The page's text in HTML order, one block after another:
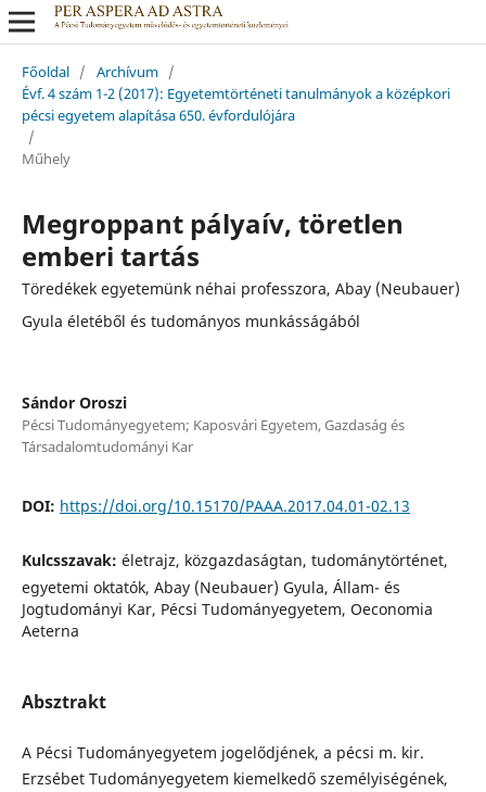
Főoldal / Archívum /
Évf. 4 szám 1-2 (2017): Egyetemtörténeti tanulmányok a középkori
pécsi egyetem alapítása 650. évfordulójára
/
Műhely
Megroppant pályaív, töretlen
emberi tartás
Töredékek egyetemünk néhai professzora, Abay (Neubauer)
Gyula életéből és tudományos munkásságából
Sándor Oroszi
Pécsi Tudományegyetem; Kaposvári Egyetem, Gazdaság és
Társadalomtudományi Kar
DOI: https://doi.org/10.15170/PAAA.2017.04.01-02.13
Kulcsszavak: életrajz, közgazdaságtan, tudománytörténet,
egyetemi oktatók, Abay (Neubauer) Gyula, Állam- és
Jogtudományi Kar, Pécsi Tudományegyetem, Oeconomia
Aeterna
Absztrakt
A Pécsi Tudományegyetem jogelődjének, a pécsi m. kir.
Erzsébet Tudományegyetem kiemelkedő személyiségének,